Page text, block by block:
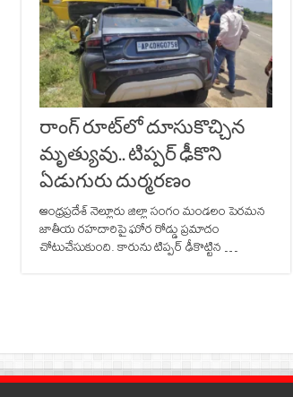
రాంగ్ రూట్‌లో దూసుకొచ్చిన
మృత్యువు.. టిప్పర్ ఢీకొని
ఏడుగురు దుర్మరణం
ఆంధ్రప్రదేశ్ నెల్లూరు జిల్లా సంగం మండలం పెరమన
జాతీయ రహదారిపై ఘోర రోడ్డు ప్రమాదం
చోటుచేసుకుంది. కారును టిప్పర్‌ ఢీకొట్టిన …